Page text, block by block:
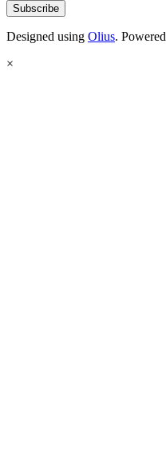
Designed using Olius.
×